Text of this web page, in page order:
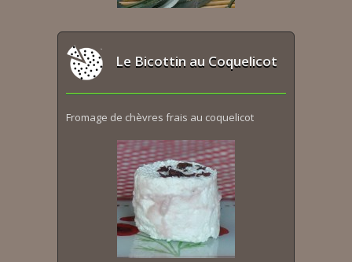
Le Bicottin au Coquelicot
Fromage de chèvres frais au coquelicot